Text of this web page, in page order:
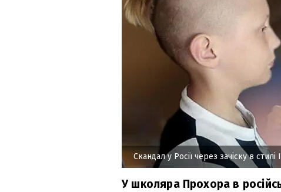
Скандал у Росії через зачіску в стилі
У школяра Прохора в